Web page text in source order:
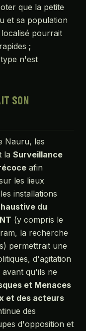
que la petite
et sa population
pourrait
;
n'est
SON
Nauru, les
la Surveillance
afin
les lieux
installations
du
(y compris le
la recherche
permettrait une
d'agitation
qu'ils ne
et Menaces
et des acteurs
des
d'opposition et